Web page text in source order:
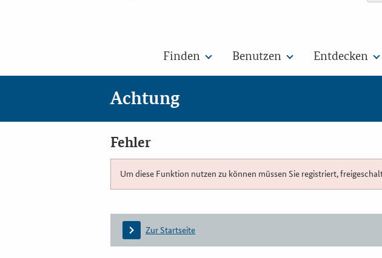
Finden Benutzen Entdecken
Achtung
Fehler
Um diese Funktion nutzen zu können müssen Sie registriert,
Zur Startseite